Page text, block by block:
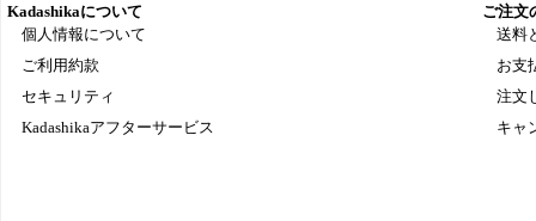
Kadashikaについて
個人情報について
ご利用約款
セキュリティ
Kadashikaアフターサービス
ご注文
送料
お支
注文
キャ